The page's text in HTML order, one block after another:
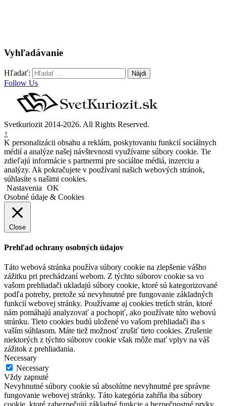
Vyhľadávanie
Hľadať:
Follow Us
Svetkuriozit 2014-2026. All Rights Reserved.
↑
K personalizácii obsahu a reklám, poskytovaniu funkcií sociálnych
médií a analýze našej návštevnosti využívame súbory cookie. Tie
zdieľajú informácie s partnermi pre sociálne médiá, inzerciu a
analýzy. Ak pokračujete v používaní našich webových stránok,
súhlasíte s našimi cookies.
Nastavenia
OK
Osobné údaje & Cookies
Close
Prehľad ochrany osobných údajov
Táto webová stránka používa súbory cookie na zlepšenie vášho
zážitku pri prechádzaní webom. Z týchto súborov cookie sa vo
vašom prehliadači ukladajú súbory cookie, ktoré sú kategorizované
podľa potreby, pretože sú nevyhnutné pre fungovanie základných
funkcií webovej stránky. Používame aj cookies tretích strán, ktoré
nám pomáhajú analyzovať a pochopiť, ako používate túto webovú
stránku. Tieto cookies budú uložené vo vašom prehliadači iba s
vaším súhlasom. Máte tiež možnosť zrušiť tieto cookies. Zrušenie
niektorých z týchto súborov cookie však môže mať vplyv na váš
zážitok z prehliadania.
Necessary
Necessary
Vždy zapnuté
Nevyhnutné súbory cookie sú absolútne nevyhnutné pre správne
fungovanie webovej stránky. Táto kategória zahŕňa iba súbory